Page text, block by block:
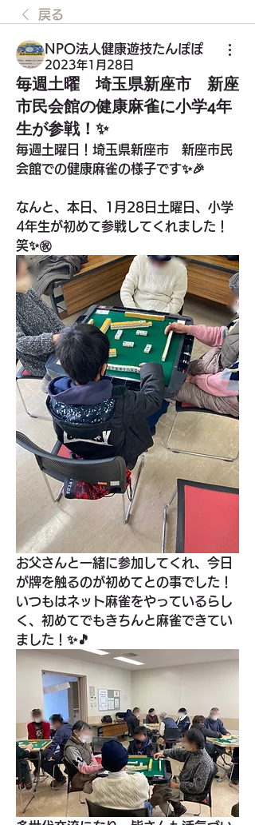
戻る
NPO法人健康遊技たんぽぽ
2023年1月28日
毎週土曜 埼玉県新座市 新座
市民会館の健康麻雀に小学4年
生が参戦！✨
毎週土曜日！埼玉県新座市　新座市民
会館での健康麻雀の様子です✨🎉
なんと、本日、1月28日土曜日、小学
4年生が初めて参戦してくれました！
笑✨㊗️
お父さんと一緒に参加してくれ、今日
が牌を触るのが初めてとの事でした！
いつもはネット麻雀をやっているらし
く、初めてでもきちんと麻雀できてい
ました！✨🎵